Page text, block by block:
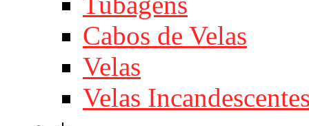
Cabos de Velas
Velas
Velas